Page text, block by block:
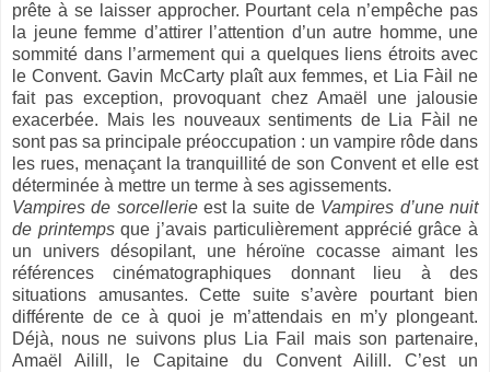
prête à se laisser approcher. Pourtant cela n’empêche pas
la jeune femme d’attirer l’attention d’un autre homme, une
sommité dans l’armement qui a quelques liens étroits avec
le Convent. Gavin McCarty plaît aux femmes, et Lia Fàil ne
fait pas exception, provoquant chez Amaël une jalousie
exacerbée. Mais les nouveaux sentiments de Lia Fàil ne
sont pas sa principale préoccupation : un vampire rôde dans
les rues, menaçant la tranquillité de son Convent et elle est
déterminée à mettre un terme à ses agissements.
Vampires de sorcellerieest la suite de Vampires d’une nuit
de printempsque j’avais particulièrement apprécié grâce à
un univers désopilant, une héroïne cocasse aimant les
références cinématographiques donnant lieu à des
situations amusantes. Cette suite s’avère pourtant bien
différente de ce à quoi je m’attendais en m’y plongeant.
Déjà, nous ne suivons plus Lia Fail mais son partenaire,
Amaël Ailill, le Capitaine du Convent Ailill. C’est un